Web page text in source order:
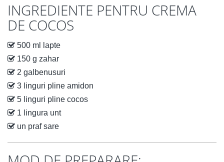
INGREDIENTE PENTRU CREMA
DE COCOS
500 ml lapte
150 g zahar
2 galbenusuri
3 linguri pline amidon
5 linguri pline cocos
1 lingura unt
un praf sare